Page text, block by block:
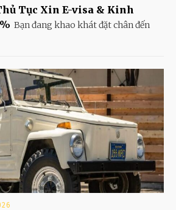
Tục Xin E-visa & Kinh
Bạn đang khao khát đặt chân đến